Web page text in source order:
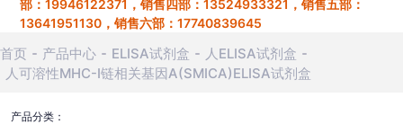
部：19946122371，销售四部：13524933321，销售五部：
13641951130，销售六部：17740839645
首页 产品中心 ELISA试剂盒
人ELISA试剂盒
人可溶性MHC-I链相关基因A(SMICA)ELISA试剂盒
产品分类：